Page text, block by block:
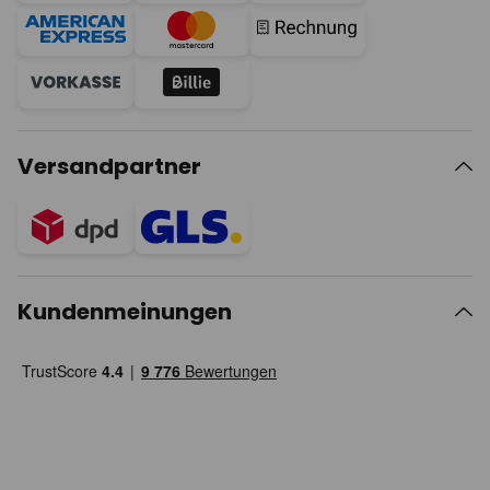
Versandpartner
Kundenmeinungen